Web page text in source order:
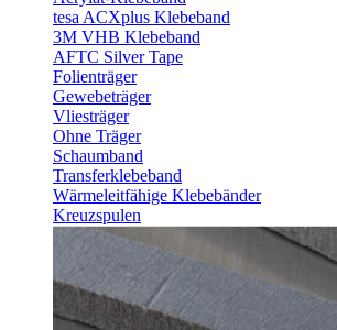
tesa ACXplus Klebeband
3M VHB Klebeband
AFTC Silver Tape
Folienträger
Gewebeträger
Vliesträger
Ohne Träger
Schaumband
Transferklebeband
Wärmeleitfähige Klebebänder
Kreuzspulen